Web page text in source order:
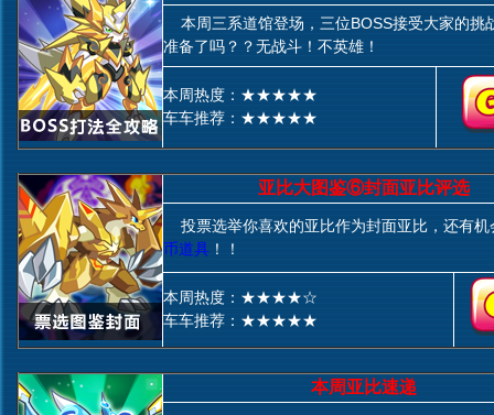
本周三系道馆登场，三位BOSS接受大家的挑
准备了吗？？无战斗！不英雄！
本周热度：★★★★★
车车推荐：★★★★★
亚比大图鉴⑥封面亚比评选
投票选举你喜欢的亚比作为封面亚比，还有机
币道具 ！！
本周热度：★★★★☆
车车推荐：★★★★★
本周亚比速递